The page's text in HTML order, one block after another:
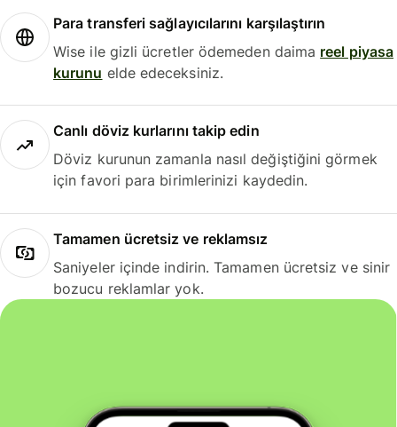
Para transferi sağlayıcılarını karşılaştırın
Wise ile gizli ücretler ödemeden daima reel piyasa
kurunu elde edeceksiniz.
Canlı döviz kurlarını takip edin
Döviz kurunun zamanla nasıl değiştiğini görmek
için favori para birimlerinizi kaydedin.
Tamamen ücretsiz ve reklamsız
Saniyeler içinde indirin. Tamamen ücretsiz ve sinir
bozucu reklamlar yok.